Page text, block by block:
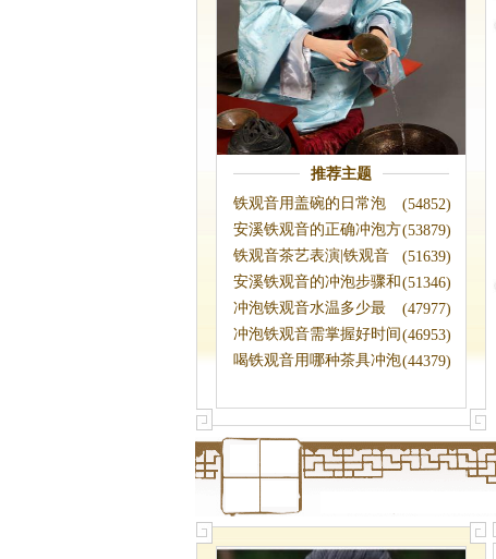
推荐主题
(54852)
铁观音用盖碗的日常泡
法|铁观音冲
(53879)
安溪铁观音的正确冲泡方
法|铁观音
(51639)
铁观音茶艺表演|铁观音
冲泡技艺
(51346)
安溪铁观音的冲泡步骤和
品饮技巧(
(47977)
冲泡铁观音水温多少最
佳|铁观音的
(46953)
冲泡铁观音需掌握好时间
和水温|冲
(44379)
喝铁观音用哪种茶具冲泡